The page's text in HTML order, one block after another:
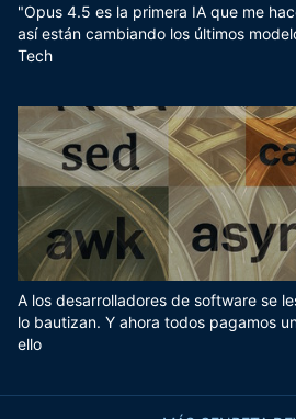
"Opus 4.5 es la primera IA que me
así están cambiando los últimos
Tech
A los desarrolladores de software se
lo bautizan. Y ahora todos pagamos
ello